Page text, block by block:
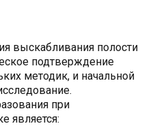
выскабливания полости
подтверждение
методик, и начальной
при
является: